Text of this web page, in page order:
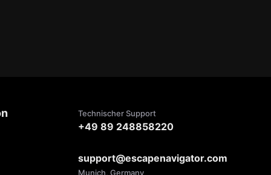
Technischer Support
+49 89 248858220
support@escapenavigator.com
Munich, Germany